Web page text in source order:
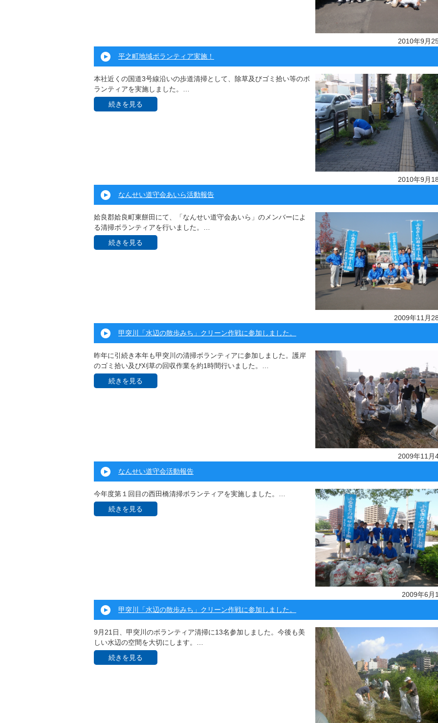
2010年9月
平之町地域ボランティア実施！
本社近くの国道3号線沿いの歩道清掃として、除草及びゴミ拾い等のボ
ランティアを実施しました。…
続きを見る
2010年9月
なんせい道守会あいら活動報告
姶良郡姶良町東餅田にて、「なんせい道守会あいら」のメンバーによ
る清掃ボランティアを行いました。…
続きを見る
2009年11月
甲突川「水辺の散歩みち」クリーン作戦に参加しました。
昨年に引続き本年も甲突川の清掃ボランティアに参加しました。護岸
のゴミ拾い及び刈草の回収作業を約1時間行いました。…
続きを見る
2009年11月
なんせい道守会活動報告
今年度第１回目の西田橋清掃ボランティアを実施しました。…
続きを見る
2009年6月
甲突川「水辺の散歩みち」クリーン作戦に参加しました。
9月21日、甲突川のボランティア清掃に13名参加しました。今後も美
しい水辺の空間を大切にします。…
続きを見る